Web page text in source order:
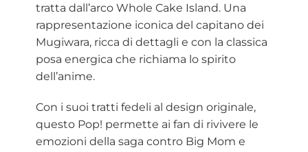
tratta dall’arco Whole Cake Island. Una
rappresentazione iconica del capitano dei
Mugiwara, ricca di dettagli e con la classica
posa energica che richiama lo spirito
dell’anime.
Con i suoi tratti fedeli al design originale,
questo Pop! permette ai fan di rivivere le
emozioni della saga contro Big Mom e